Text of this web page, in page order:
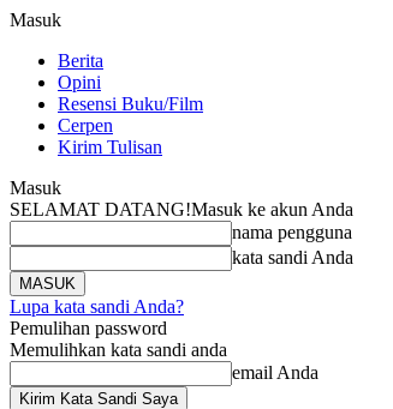
Masuk
Berita
Opini
Resensi Buku/Film
Cerpen
Kirim Tulisan
Masuk
SELAMAT DATANG!Masuk ke akun Anda
nama pengguna
kata sandi Anda
Lupa kata sandi Anda?
Pemulihan password
Memulihkan kata sandi anda
email Anda